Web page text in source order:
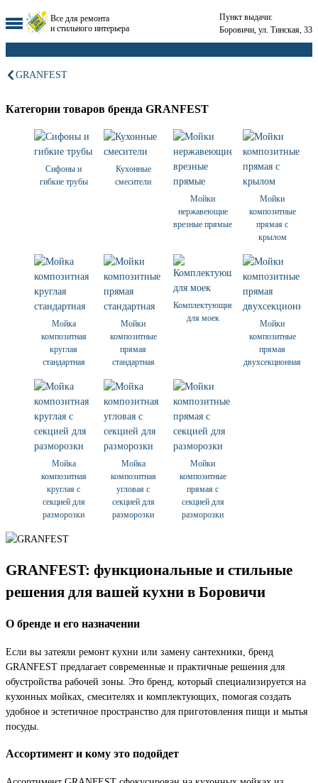
Все для ремонта
и стильного интерьера
Пункт выдачи:
Боровичи, ул. Тинская, 33
GRANFEST
Категории товаров бренда GRANFEST
Сифоны и
гибкие трубы
Кухонные
смесители
Мойки
нержавеющие
врезные прямые
Мойки
композитные
прямая с
крылом
Мойка
композитная
круглая
стандартная
Мойки
композитные
прямая
стандартная
Комплектующие
для моек
Мойки
композитные
прямая
двухсекционная
Мойка
композитная
круглая с
секцией для
разморозки
Мойка
композитная
угловая с
секцией для
разморозки
Мойки
композитные
прямая с
секцией для
разморозки
GRANFEST: функциональные и стильные
решения для вашей кухни в Боровичи
О бренде и его назначении
Если вы затеяли ремонт кухни или замену сантехники, бренд
GRANFEST предлагает современные и практичные решения для
обустройства рабочей зоны. Это бренд, который специализируется на
кухонных мойках, смесителях и комплектующих, помогая создать
удобное и эстетичное пространство для приготовления пищи и мытья
посуды.
Ассортимент и кому это подойдет